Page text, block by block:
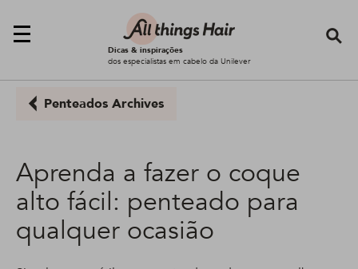
Dicas & inspirações
dos especialistas em cabelo da Unilever
Penteados Archives
Aprenda a fazer o coque
alto fácil: penteado para
qualquer ocasião